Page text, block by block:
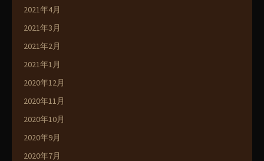
2021年4月
2021年3月
2021年2月
2021年1月
2020年12月
2020年11月
2020年10月
2020年9月
2020年7月